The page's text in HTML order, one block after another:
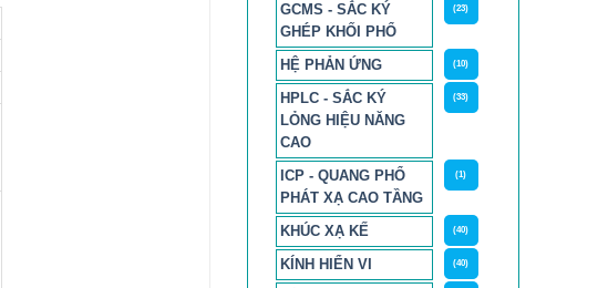
GCMS - SẮC KÝ
GHÉP KHỐI PHỔ
(23)
HỆ PHẢN ỨNG (10)
HPLC - SẮC KÝ
LỎNG HIỆU NĂNG
CAO
(33)
ICP - QUANG PHỔ
PHÁT XẠ CAO TẦNG
(1)
KHÚC XẠ KẾ (40)
KÍNH HIỂN VI (40)